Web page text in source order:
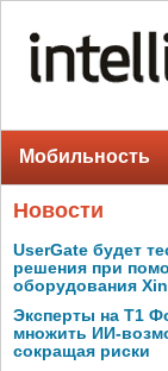
Мобильность
Новости
UserGate будет
решения при
оборудования
Эксперты на Т1
множить ИИ-
сокращая риски